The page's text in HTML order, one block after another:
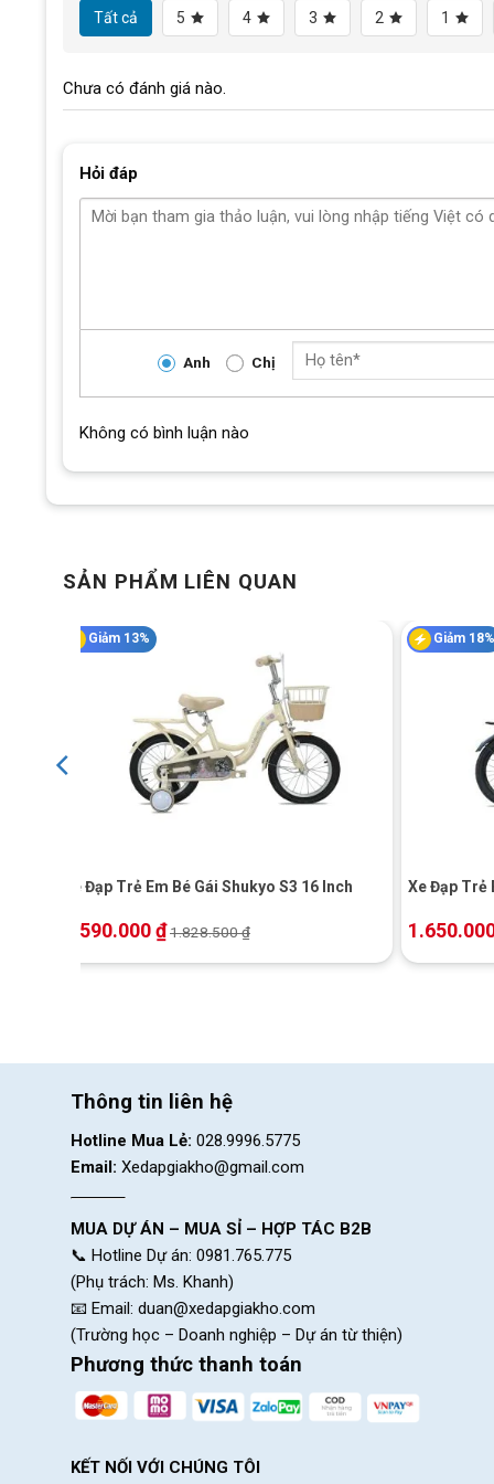
Càng xe
Cổ lái
Tăng tốc trước
(Gạt đĩa)
(Gạt líp)
Líp sau
Vành xe
Lốp
Trọng lượng xe
RoyalBaby – Tiêu Chuẩn Chất Lượng Châu Âu
đã có mặt tại thị trường Việt để chinh
các sản phẩm với tiêu chuẩn chất lượng cao cấp.
RoyalBabyđã trở thành thương hiệu hàng đầu về xe đạp
tiên có mặt để chinh phục các bậc phụ huynh và các bé tại
Đặc Điểm Nổi Bật Của
Ấn tượng với thiết kế hiện đại
Tất cả 5 4 3 2 1
Chưa có đánh giá nào.
Hỏi đáp
Anh Chị
Không có bình luận nào
SẢN PHẨM LIÊN QUAN
Giảm 13%
Xe Đạp Trẻ Em Bé Gái Shukyo S3 16 Inch
1.590.000₫1.828.500₫
Giảm 18%
Xe Đạp Trẻ
Thông tin liên hệ
Hotline Mua Lẻ: 028.9996.5775
Email: Xedapgiakho@gmail.com
MUA DỰ ÁN – MUA SỈ – HỢP TÁC B2B
📞 Hotline Dự án: 0981.765.775
(Phụ trách: Ms. Khanh)
📧 Email: duan@xedapgiakho.com
(Trường học – Doanh nghiệp – Dự án từ thiện)
Phương thức thanh toán
KẾT NỐI VỚI CHÚNG TÔI